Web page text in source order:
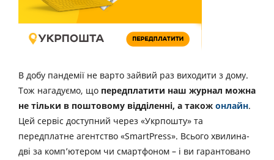
В добу пандемії не варто зайвий раз виходити з дому.
Тож нагадуємо, що передплатити наш журнал можна
не тільки в поштовому відділенні, а також онлайн.
Цей сервіс доступний через «Укрпошту» та
передплатне агентство «SmartPress». Всього хвилина-
дві за комп’ютером чи смартфоном – і ви гарантовано